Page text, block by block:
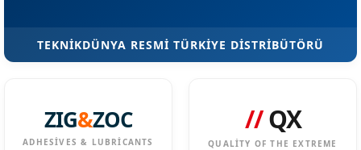
ZIG&ZOC
ADHESIVES & LUBRICANTS
TEKNİKDÜNYA RESMİ TÜRKİYE DİSTRİBÜTÖRÜ
//QX
QUALITY OF THE EXTREME